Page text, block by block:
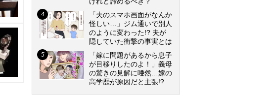
「夫のスマホ画面がなんか
怪しい…」ジム通いで別人
のように変わった!? 夫が
隠していた衝撃の事実とは
「嫁に問題があるから息子
が目移りしたのよ！」義母
の驚きの見解に唖然…嫁の
高学歴が原因だと主張!?